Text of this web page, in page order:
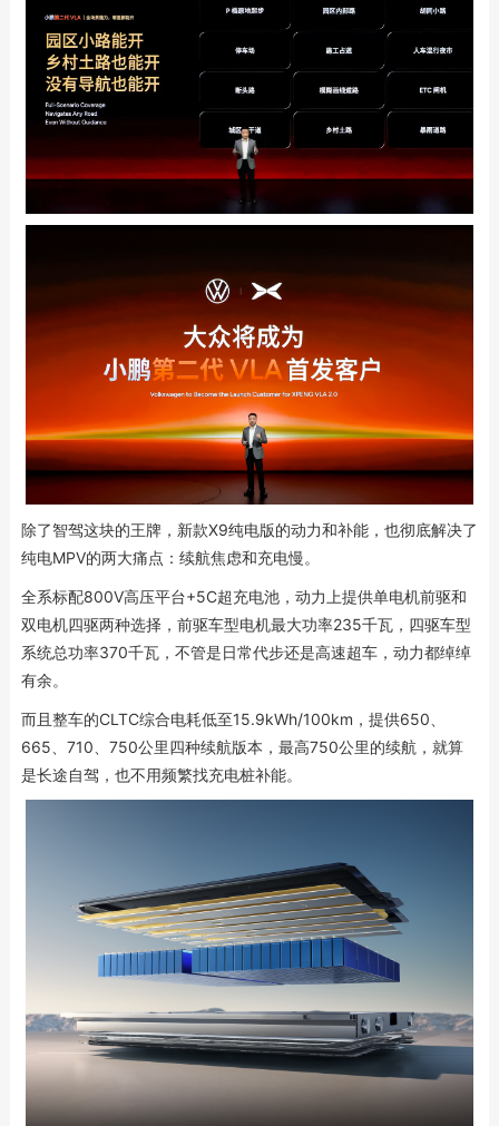
除了智驾这块的王牌，新款X9纯电版的动力和补能，也彻底解决了
纯电MPV的两大痛点：续航焦虑和充电慢。
全系标配800V高压平台+5C超充电池，动力上提供单电机前驱和
双电机四驱两种选择，前驱车型电机最大功率235千瓦，四驱车型
系统总功率370千瓦，不管是日常代步还是高速超车，动力都绰绰
有余。
而且整车的CLTC综合电耗低至15.9kWh/100km，提供650、
665、710、750公里四种续航版本，最高750公里的续航，就算
是长途自驾，也不用频繁找充电桩补能。